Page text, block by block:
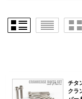
チタ
クラ